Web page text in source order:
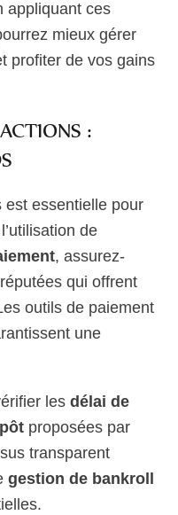
appliquant ces
mieux gérer
profiter de vos gains
:
est essentielle pour
de
, assurez-
qui offrent
outils de paiement
une
les délai de
proposées par
transparent
gestion de bankroll